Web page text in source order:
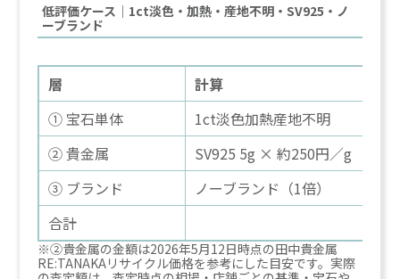
低評価ケース｜1ct淡色・加熱・産地不明・SV925・ノ
ーブランド
層
計算
① 宝石単体
1ct淡色加熱産地不明
② 貴金属
SV925 5g × 約250円／g
③ ブランド
ノーブランド（1倍）
合計
※②貴金属の金額は2026年5月12日時点の田中貴金属
RE:TANAKAリサイクル価格を参考にした目安です。実際